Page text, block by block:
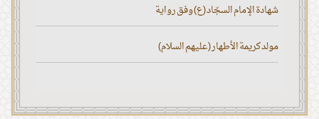
شهادة الإمام السجّاد (ع) وفق رواية
مولد كريمة الأطهار (عليهم السلام)